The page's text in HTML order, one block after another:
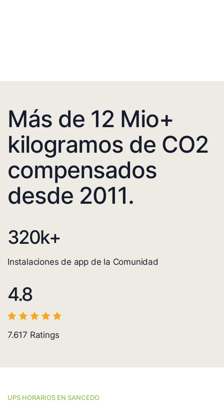
Más de 12 Mio+
kilogramos de CO2
compensados
desde 2011.
320k+
Instalaciones de app de la Comunidad
4.8
7.617 Ratings
UPS HORARIOS EN SANCEDO